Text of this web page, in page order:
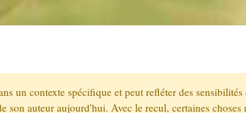
un contexte spécifique et peut refléter des
son auteur aujourd'hui. Avec le recul, certaines